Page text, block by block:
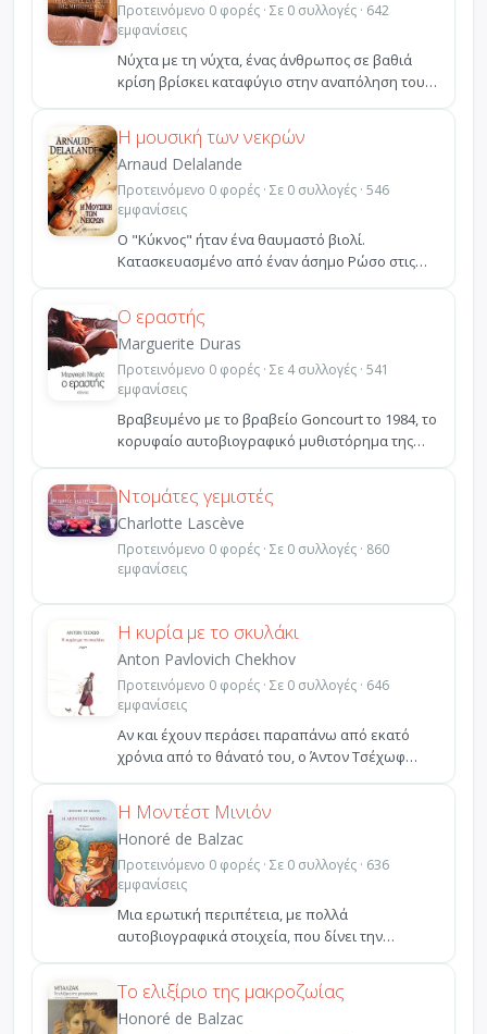
Προτεινόμενο 0 φορές · Σε 0 συλλογές · 642
εμφανίσεις
Νύχτα με τη νύχτα, ένας άνθρωπος σε βαθιά
κρίση βρίσκει καταφύγιο στην αναπόληση του
παρελθόντος - τ...
Η μουσική των νεκρών
Arnaud Delalande
Προτεινόμενο 0 φορές · Σε 0 συλλογές · 546
εμφανίσεις
Ο "Κύκνος" ήταν ένα θαυμαστό βιολί.
Κατασκευασμένο από έναν άσημο Ρώσο στις
αρχές του 18ου αιώνα, δε...
Ο εραστής
Marguerite Duras
Προτεινόμενο 0 φορές · Σε 4 συλλογές · 541
εμφανίσεις
Βραβευμένο με το βραβείο Goncourt το 1984, το
κορυφαίο αυτοβιογραφικό μυθιστόρημα της
Μαργκερίτ Ντυρ...
Ντομάτες γεμιστές
Charlotte Lascève
Προτεινόμενο 0 φορές · Σε 0 συλλογές · 860
εμφανίσεις
Η κυρία με το σκυλάκι
Anton Pavlovich Chekhov
Προτεινόμενο 0 φορές · Σε 0 συλλογές · 646
εμφανίσεις
Αν και έχουν περάσει παραπάνω από εκατό
χρόνια από το θάνατό του, ο Άντον Τσέχωφ
παραμένει ένας από ...
Η Μοντέστ Μινιόν
Honoré de Balzac
Προτεινόμενο 0 φορές · Σε 0 συλλογές · 636
εμφανίσεις
Μια ερωτική περιπέτεια, με πολλά
αυτοβιογραφικά στοιχεία, που δίνει την
ευκαιρία στον μεγάλο Γάλλο σ...
Το ελιξίριο της μακροζωίας
Honoré de Balzac